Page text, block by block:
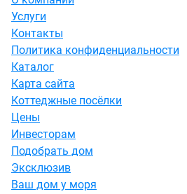
Услуги
Контакты
Политика конфиденциальности
Каталог
Карта сайта
Коттеджные посёлки
Цены
Инвесторам
Подобрать дом
Эксклюзив
Ваш дом у моря